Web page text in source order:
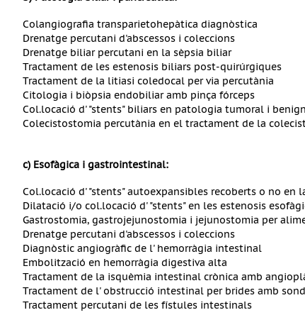
Colangiografia transparietohepàtica diagnòstica
Drenatge percutani d'abscessos i coleccions
Drenatge biliar percutani en la sèpsia biliar
Tractament de les estenosis biliars post-quirúrgiques
Tractament de la litiasi coledocal per via percutània
Citologia i biòpsia endobiliar amb pinça fórceps
Col.locació d' "stents" biliars en patologia tumoral i
Colecistostomia percutània en el tractament de la
c) Esofàgica i gastrointestinal:
Col.locació d' "stents" autoexpansibles recoberts o no en
Dilatació i/o col.locació d' "stents" en les estenosis
Gastrostomia, gastrojejunostomia i jejunostomia per
Drenatge percutani d'abscessos i coleccions
Diagnòstic angiogràfic de l' hemorràgia intestinal
Embolització en hemorràgia digestiva alta
Tractament de la isquèmia intestinal crònica amb
Tractament de l' obstrucció intestinal per brides amb
Tractament percutani de les fístules intestinals